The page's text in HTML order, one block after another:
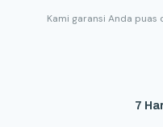
Kami garansi Anda
7